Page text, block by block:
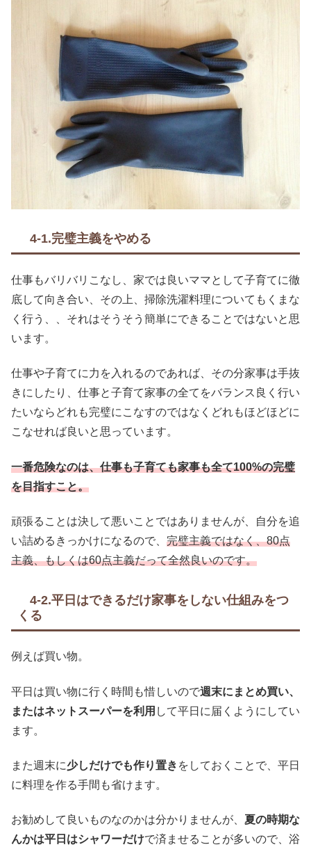
4-1.完璧主義をやめる
仕事もバリバリこなし、家では良いママとして子育てに徹
底して向き合い、その上、掃除洗濯料理についてもくまな
く行う、、それはそうそう簡単にできることではないと思
います。
仕事や子育てに力を入れるのであれば、その分家事は手抜
きにしたり、仕事と子育て家事の全てをバランス良く行い
たいならどれも完璧にこなすのではなくどれもほどほどに
こなせれば良いと思っています。
一番危険なのは、仕事も子育ても家事も全て100%の完璧
を目指すこと。
頑張ることは決して悪いことではありませんが、自分を追
い詰めるきっかけになるので、 完璧主義ではなく、80点
主義、もしくは60点主義だって全然良いのです。
4-2.平日はできるだけ家事をしない仕組みをつ
くる
例えば買い物。
平日は買い物に行く時間も惜しいので週末にまとめ買い、
またはネットスーパーを利用 して平日に届くようにしてい
ます。
また週末に少しだけでも作り置き をしておくことで、平日
に料理を作る手間も省けます。
お勧めして良いものなのかは分かりませんが、 夏の時期な
んかは平日はシャワーだけで済ませることが多いので、浴